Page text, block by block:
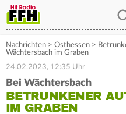
Nachrichten > Osthessen >
Wächtersbach im Graben
24.02.2023, 12:35 Uhr
Bei Wächtersbach
BETRUNKENER
IM GRABEN